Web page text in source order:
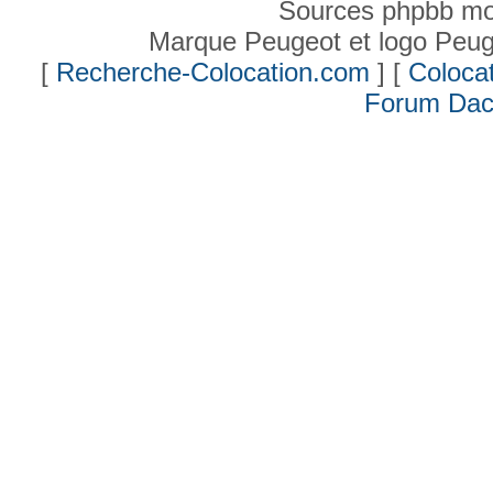
Sources phpbb
Marque Peugeot et logo
[ Recherche-Colocation.com ] [
Forum